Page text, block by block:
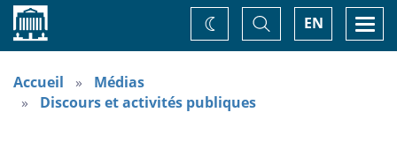
Accueil EN
Basculer
la
recherche
Changez
de
Accueil
Médias
Discours et activités publiques